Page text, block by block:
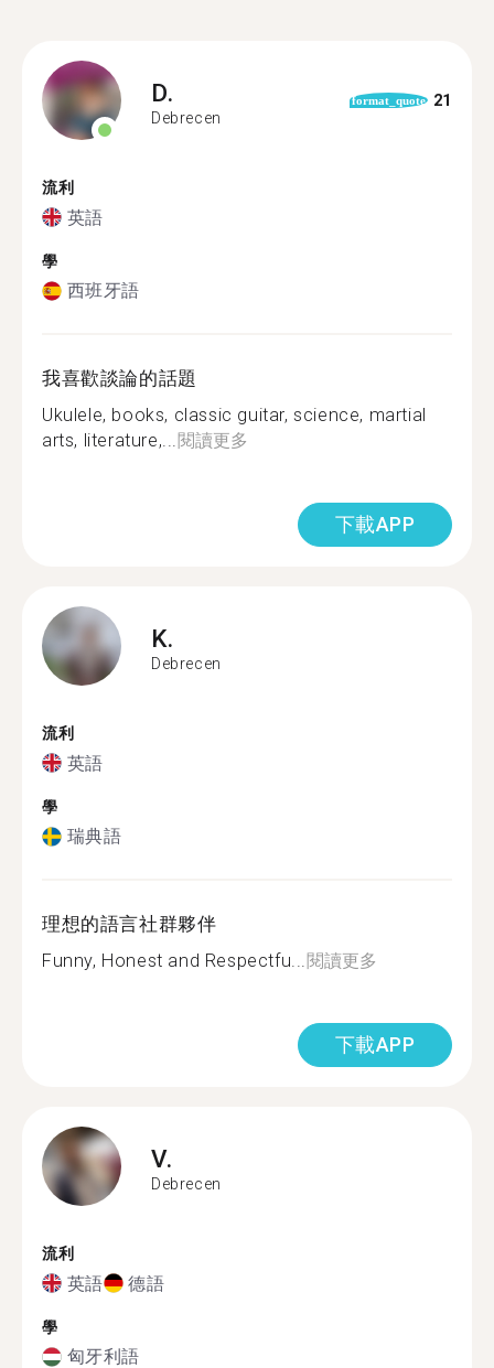
D.
Debrecen
format_quote 21
流利
英語
學
西班牙語
我喜歡談論的話題
Ukulele, books, classic guitar, science, martial
arts, literature,...閱讀更多
下載APP
K.
Debrecen
流利
英語
學
瑞典語
理想的語言社群夥伴
Funny, Honest and Respectfu...閱讀更多
下載APP
V.
Debrecen
流利
英語 德語
學
匈牙利語